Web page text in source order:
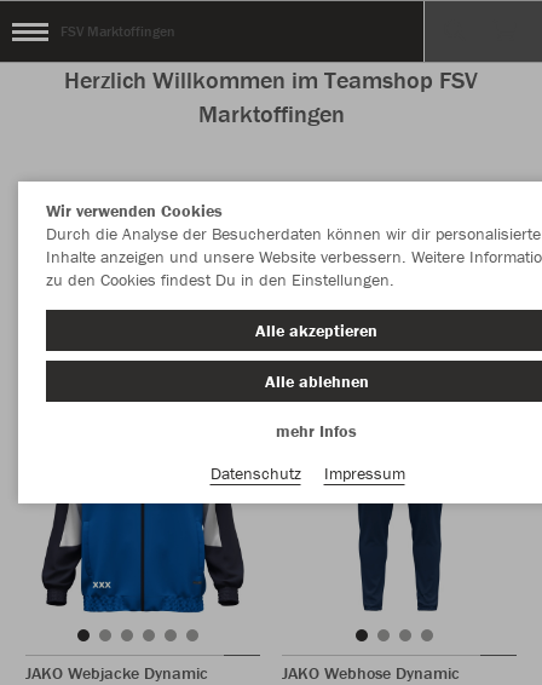
FSV Marktoffingen
Herzlich Willkommen im Teamshop FSV
Marktoffingen
Nachhaltig Farbe
JAKO Webjacke Dynamic
JAKO Webhose Dynamic
Wir verwenden Cookies
Durch die Analyse der Besucherdaten können wir dir personalisierte
Inhalte anzeigen und unsere Website verbessern. Weitere
zu den Cookies findest Du in den Einstellungen.
Alle akzeptieren
Alle ablehnen
mehr Infos
Datenschutz
Impressum